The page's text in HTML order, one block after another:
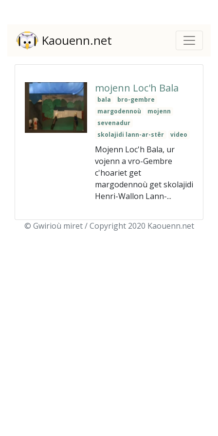
Kaouenn.net
mojenn Loc'h Bala
bala
bro-gembre
margodennoù
mojenn
sevenadur
skolajidi lann-ar-stêr
video
Mojenn Loc'h Bala, ur
vojenn a vro-Gembre
c'hoariet get
margodennoù get skolajidi
Henri-Wallon Lann-...
© Gwirioù miret / Copyright 2020 Kaouenn.net